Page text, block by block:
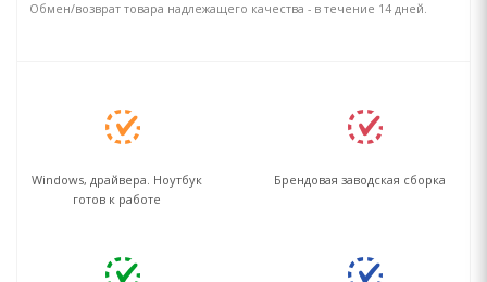
Обмен/возврат товара надлежащего качества - в течение 14 дней.
Windows, драйвера. Ноутбук
готов к работе
Брендовая заводская сборка